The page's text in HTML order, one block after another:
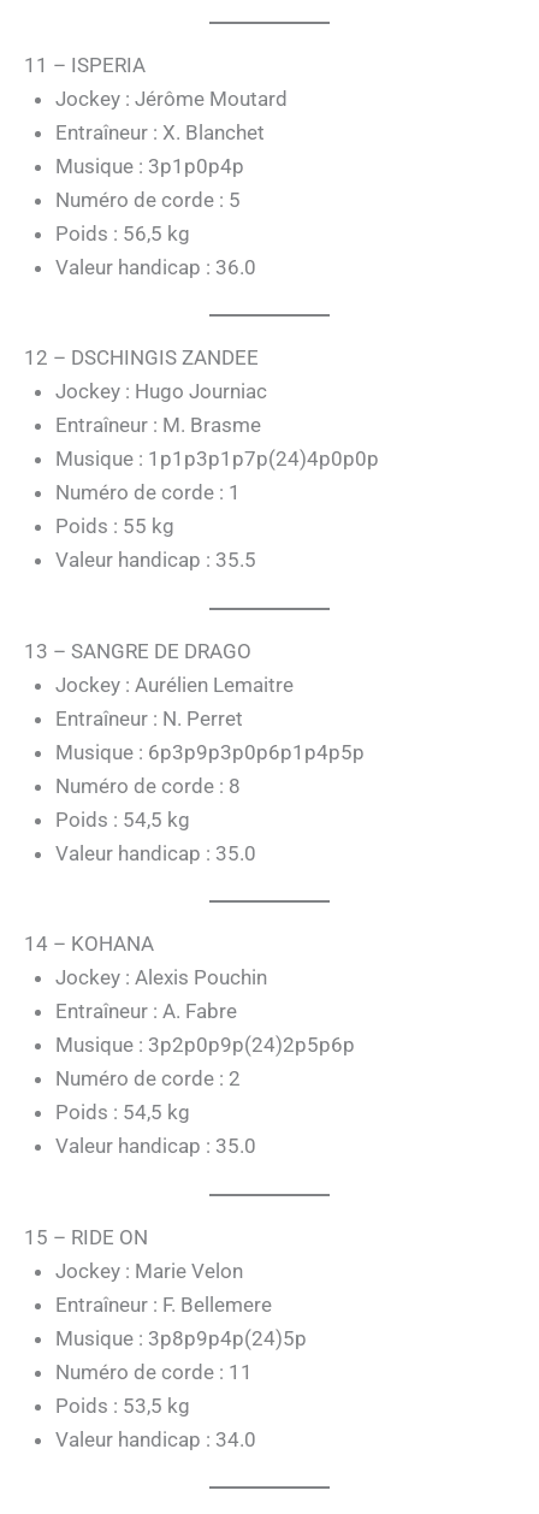
11 – ISPERIA
Jockey : Jérôme Moutard
Entraîneur : X. Blanchet
Musique : 3p1p0p4p
Numéro de corde : 5
Poids : 56,5 kg
Valeur handicap : 36.0
12 – DSCHINGIS ZANDEE
Jockey : Hugo Journiac
Entraîneur : M. Brasme
Musique : 1p1p3p1p7p(24)4p0p0p
Numéro de corde : 1
Poids : 55 kg
Valeur handicap : 35.5
13 – SANGRE DE DRAGO
Jockey : Aurélien Lemaitre
Entraîneur : N. Perret
Musique : 6p3p9p3p0p6p1p4p5p
Numéro de corde : 8
Poids : 54,5 kg
Valeur handicap : 35.0
14 – KOHANA
Jockey : Alexis Pouchin
Entraîneur : A. Fabre
Musique : 3p2p0p9p(24)2p5p6p
Numéro de corde : 2
Poids : 54,5 kg
Valeur handicap : 35.0
15 – RIDE ON
Jockey : Marie Velon
Entraîneur : F. Bellemere
Musique : 3p8p9p4p(24)5p
Numéro de corde : 11
Poids : 53,5 kg
Valeur handicap : 34.0